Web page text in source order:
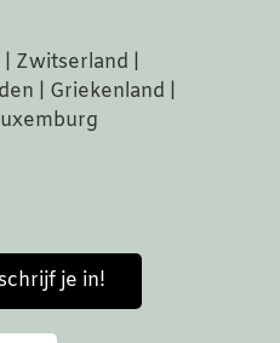
Zwitserland |
| Griekenland |
je in!